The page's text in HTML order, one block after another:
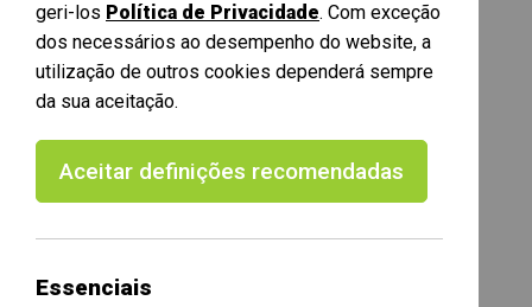
geri-los Política de Privacidade. Com exceção
dos necessários ao desempenho do website, a
utilização de outros cookies dependerá sempre
da sua aceitação.
Aceitar definições recomendadas
Essenciais